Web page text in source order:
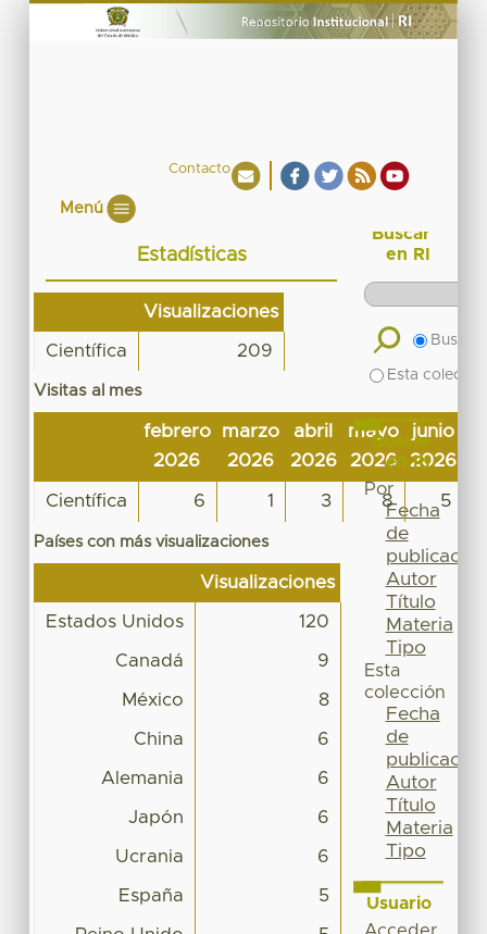
Contacto
Menú
Estadísticas
Visualizaciones
Científica 209
Visitas al mes
febrero
2026
marzo
2026
abril
2026
mayo
2026
junio
2026
Científica 6 1 3 8 5
Países con más visualizaciones
Visualizaciones
Estados Unidos 120
Canadá 9
México 8
China 6
Alemania 6
Japón 6
Ucrania 6
España 5
Buscar
en RI
Buscar
Esta
Buscar
en RI
Por
Fecha
de
publicación
Autor
Título
Materia
Tipo
Esta
colección
Fecha
de
publicación
Autor
Título
Materia
Tipo
Usuario